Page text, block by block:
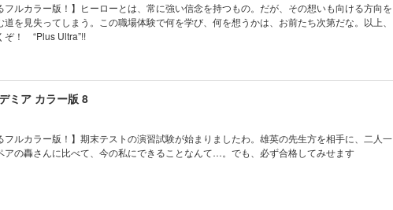
フルカラー版！】ヒーローとは、常に強い信念を持つもの。だが、その想いも向ける方向を
を見失ってしまう。この職場体験で何を学び、何を想うかは、お前たち次第だな。以上、
ぞ！ “Plus Ultra”!!
ミア カラー版 8
フルカラー版！】期末テストの演習試験が始まりましたわ。雄英の先生方を相手に、二人一
の轟さんに比べて、今の私にできることなんて…。でも、必ず合格してみせます